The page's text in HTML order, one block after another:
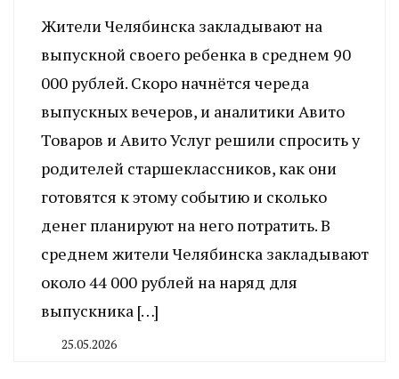
Жители Челябинска закладывают на
выпускной своего ребенка в среднем 90
000 рублей. Скоро начнётся череда
выпускных вечеров, и аналитики Авито
Товаров и Авито Услуг решили спросить у
родителей старшеклассников, как они
готовятся к этому событию и сколько
денег планируют на него потратить. В
среднем жители Челябинска закладывают
около 44 000 рублей на наряд для
выпускника […]
25.05.2026